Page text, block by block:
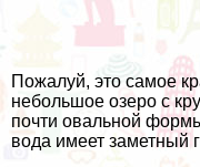
Пожалуй, это самое
небольшое озеро с
почти овальной
вода имеет заметный